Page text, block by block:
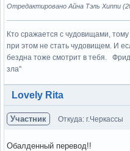
Отредактировано Айна Тэль Хиппи
Кто сражается с чудовищами,
при этом не стать чудовищем. И
бездна тоже смотрит в тебя.
зла"
Вне форума
Lovely Rita
Участник Откуда: г.Черкассы
Обалденный перевод!!